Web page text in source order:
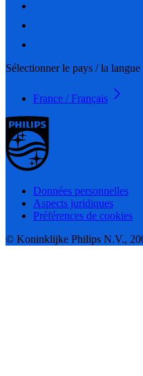
Sélectionner le pays / la langue
France / Français
Données personnelles
Aspects juridiques
Préférences de cookies
© Koninklijke Philips N.V.,